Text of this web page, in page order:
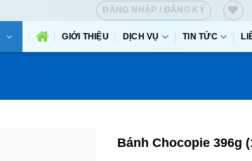
ĐĂNG NHẬP / ĐĂNG KÝ
GIỚI THIỆU DỊCH VỤ TIN TỨC
Bánh Chocopie 396g